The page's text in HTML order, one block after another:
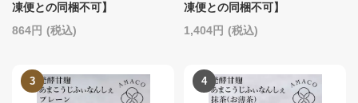
凍便との同梱不可】
864
(税込)
凍便との同梱不可】
1,404
(税込)